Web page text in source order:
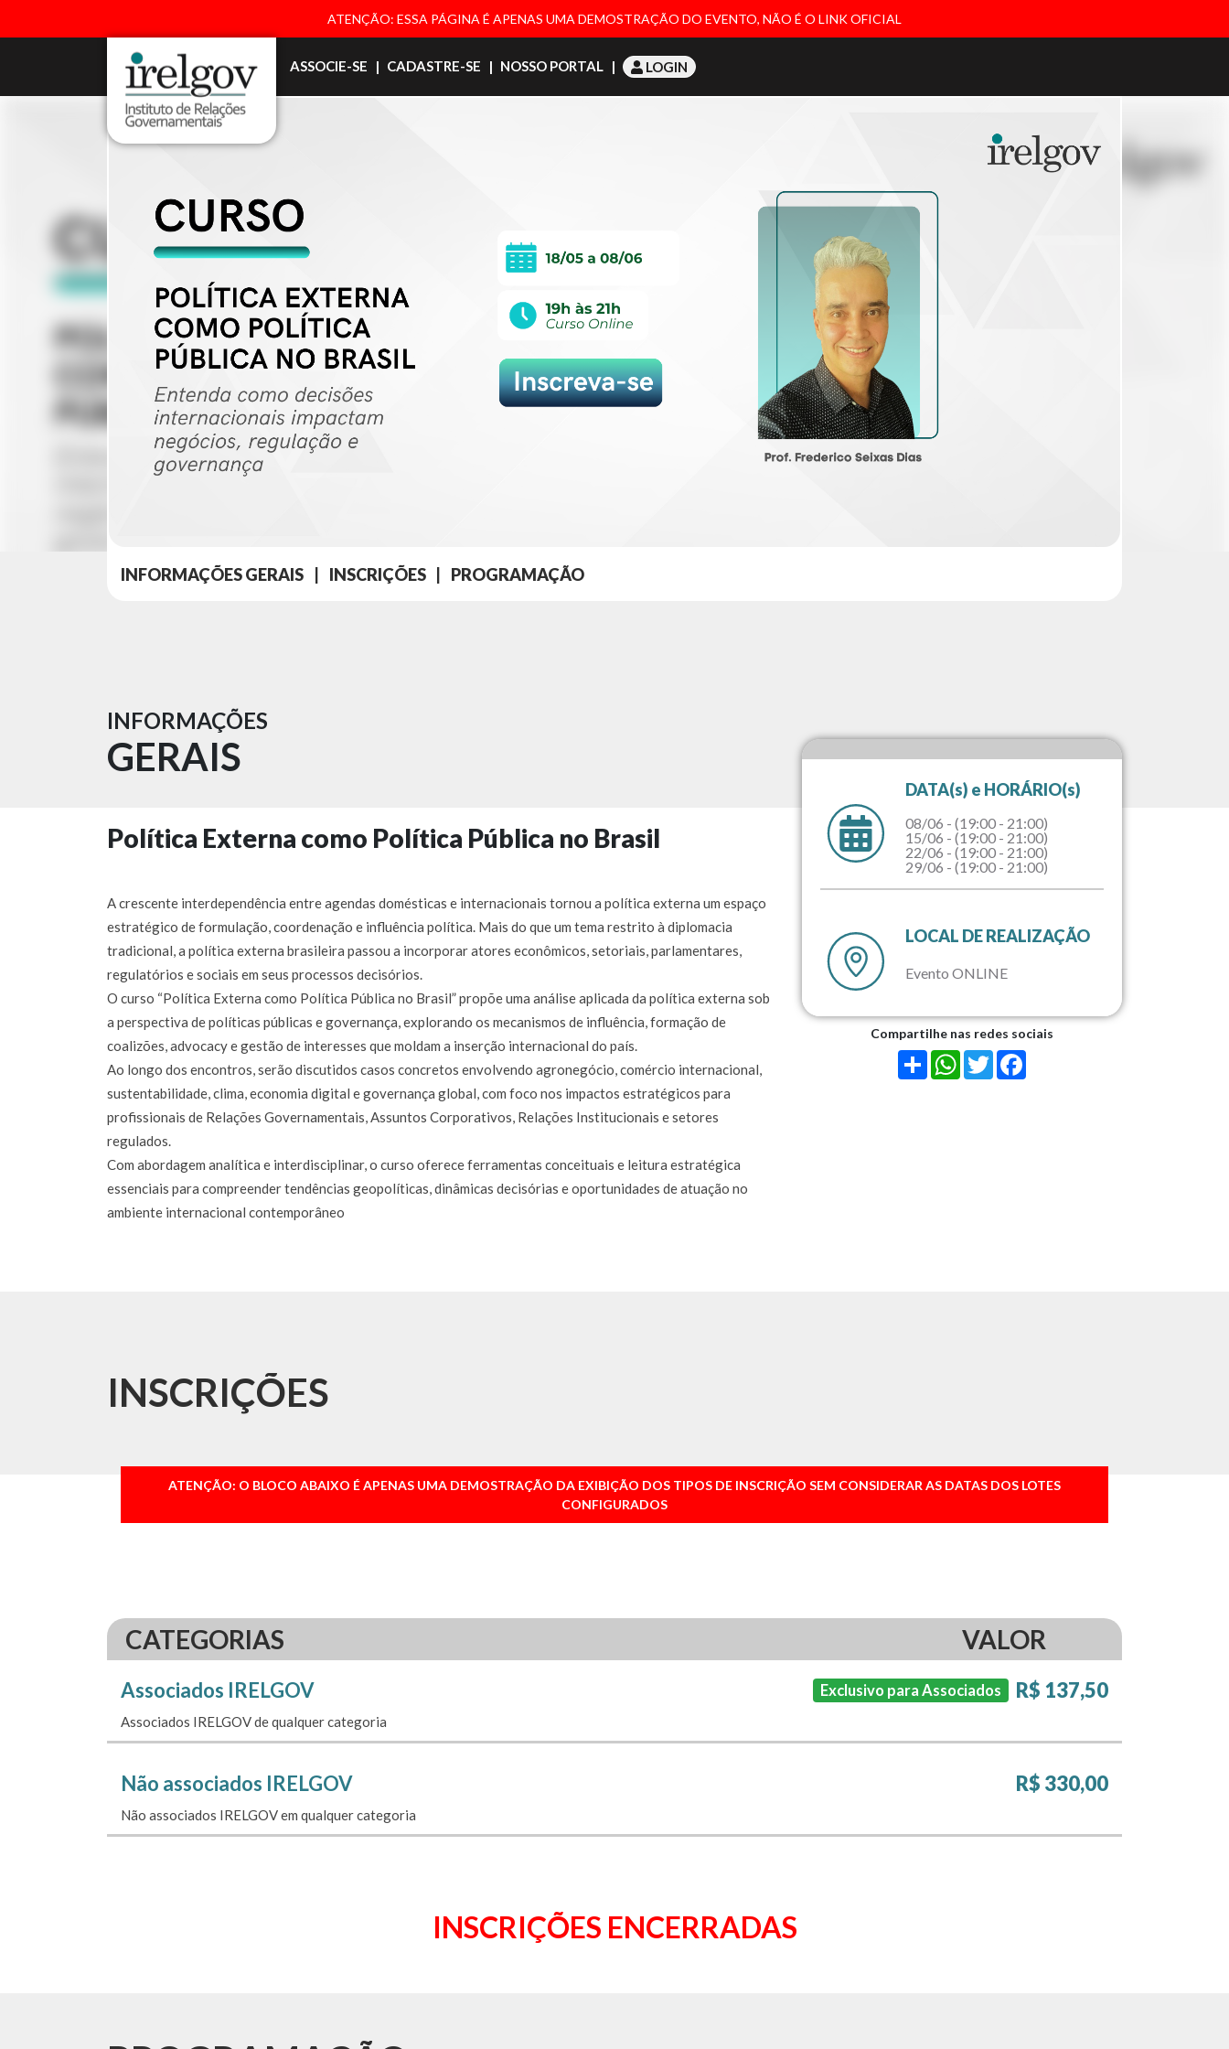
ATENÇÃO: ESSA PÁGINA É APENAS UMA DEMOSTRAÇÃO DO EVENTO, NÃO É O LINK OFICIAL
ASSOCIE-SE | CADASTRE-SE | NOSSO PORTAL | LOGIN
INFORMAÇÕES GERAIS | INSCRIÇÕES | PROGRAMAÇÃO
INFORMAÇÕES
GERAIS
Política Externa como Política Pública no Brasil
A crescente interdependência entre agendas domésticas e internacionais tornou a política externa um espaço
estratégico de formulação, coordenação e influência política. Mais do que um tema restrito à diplomacia
tradicional, a política externa brasileira passou a incorporar atores econômicos, setoriais, parlamentares,
regulatórios e sociais em seus processos decisórios.
O curso “Política Externa como Política Pública no Brasil” propõe uma análise aplicada da política externa sob
a perspectiva de políticas públicas e governança, explorando os mecanismos de influência, formação de
coalizões, advocacy e gestão de interesses que moldam a inserção internacional do país.
Ao longo dos encontros, serão discutidos casos concretos envolvendo agronegócio, comércio internacional,
sustentabilidade, clima, economia digital e governança global, com foco nos impactos estratégicos para
profissionais de Relações Governamentais, Assuntos Corporativos, Relações Institucionais e setores
regulados.
Com abordagem analítica e interdisciplinar, o curso oferece ferramentas conceituais e leitura estratégica
essenciais para compreender tendências geopolíticas, dinâmicas decisórias e oportunidades de atuação no
ambiente internacional contemporâneo
DATA(s) e HORÁRIO(s)
08/06 - (19:00 - 21:00)
15/06 - (19:00 - 21:00)
22/06 - (19:00 - 21:00)
29/06 - (19:00 - 21:00)
LOCAL DE REALIZAÇÃO
Evento ONLINE
Compartilhe nas redes sociais
Share WhatsApp
Twitter
INSCRIÇÕES
ATENÇÃO: O BLOCO ABAIXO É APENAS UMA DEMOSTRAÇÃO DA EXIBIÇÃO DOS TIPOS DE INSCRIÇÃO SEM CONSIDERAR AS DATAS DOS LOTES
CONFIGURADOS
CATEGORIAS VALOR
Associados IRELGOV Exclusivo para Associados R$ 137,50
Associados IRELGOV de qualquer categoria
Não associados IRELGOV R$ 330,00
Não associados IRELGOV em qualquer categoria
INSCRIÇÕES ENCERRADAS